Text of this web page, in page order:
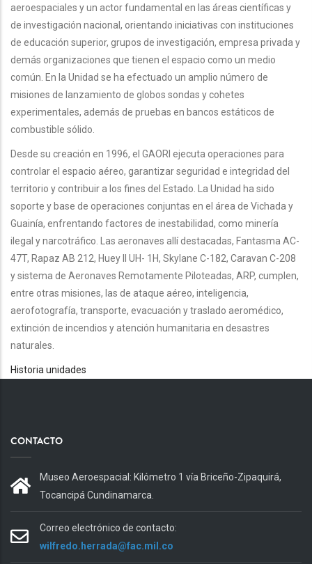
aeroespaciales y un actor fundamental en las áreas científicas y
de investigación nacional, orientando iniciativas con instituciones
de educación superior, grupos de investigación, empresa privada y
demás organizaciones que tienen el espacio como un medio
común. En la Unidad se ha efectuado un amplio número de
misiones de lanzamiento de globos sondas y cohetes
experimentales, además de pruebas en bancos estáticos de
combustible sólido.
Desde su creación en 1996, el GAORI ejecuta operaciones para
controlar el espacio aéreo, garantizar seguridad e integridad del
territorio y contribuir a los fines del Estado. La Unidad ha sido
soporte y base de operaciones conjuntas en el área de Vichada y
Guainía, enfrentando factores de inestabilidad, como minería
ilegal y narcotráfico. Las aeronaves allí destacadas, Fantasma AC-
47T, Rapaz AB 212, Huey II UH- 1H, Skylane C-182, Caravan C-208
y sistema de Aeronaves Remotamente Piloteadas, ARP, cumplen,
entre otras misiones, las de ataque aéreo, inteligencia,
aerofotografía, transporte, evacuación y traslado aeromédico,
extinción de incendios y atención humanitaria en desastres
naturales.
Historia unidades
CONTACTO
Museo Aeroespacial: Kilómetro 1 vía Briceño-Zipaquirá,
Tocancipá Cundinamarca.
Correo electrónico de contacto:
wilfredo.herrada@fac.mil.co